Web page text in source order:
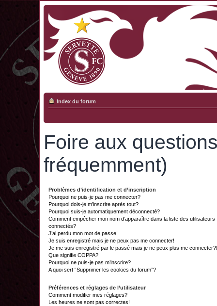
Index du forum
Foire aux
fréquemment)
Problèmes d’identification et d’inscription
Pourquoi ne puis-je pas me connecter?
Pourquoi dois-je m’inscrire après tout?
Pourquoi suis-je automatiquement déconnecté?
Comment empêcher mon nom d’apparaître dans la liste des utilisateurs
connectés?
J’ai perdu mon mot de passe!
Je suis enregistré mais je ne peux pas me connecter!
Je me suis enregistré par le passé mais je ne peux plus me connecter?!
Que signifie COPPA?
Pourquoi ne puis-je pas m’inscrire?
A quoi sert “Supprimer les cookies du forum”?
Préférences et réglages de l’utilisateur
Comment modifier mes réglages?
Les heures ne sont pas correctes!